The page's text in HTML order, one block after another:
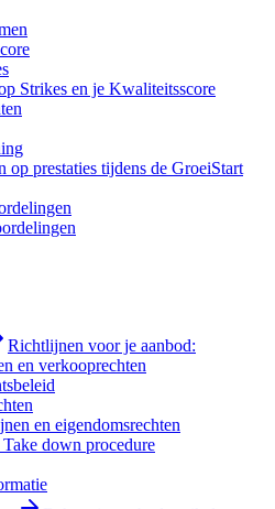
Strikes en je Kwaliteitsscore
op prestaties tijdens de GroeiStart
Richtlijnen voor je aanbod:
en verkooprechten
en eigendomsrechten
down procedure